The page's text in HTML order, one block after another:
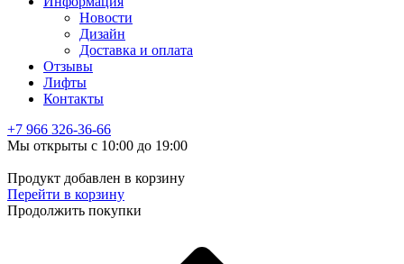
Новости
Дизайн
Доставка и оплата
Отзывы
Лифты
Контакты
+7 966 326-36-66
Мы открыты с 10:00 до 19:00
Продукт добавлен в корзину
Перейти в корзину
Продолжить покупки